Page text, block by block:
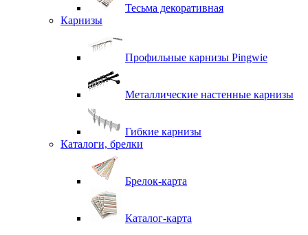
Тесьма декоративная
Карнизы
Профильные карнизы Pingwie
Металлические настенные карнизы
Гибкие карнизы
Каталоги, брелки
Брелок-карта
Каталог-карта